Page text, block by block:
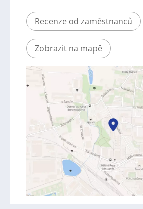
Recenze od zaměstnanců
Zobrazit na mapě